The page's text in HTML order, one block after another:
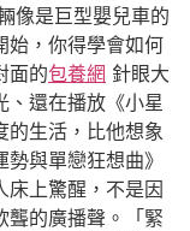
像是巨型嬰兒車的
始，你得學會如何
面的包養網 針眼大
、還在播放《小星
的生活，比他想象
與單戀狂想曲》
床上驚醒，不是因
聾的廣播聲。「緊